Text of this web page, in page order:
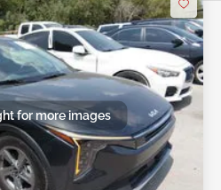
for more images